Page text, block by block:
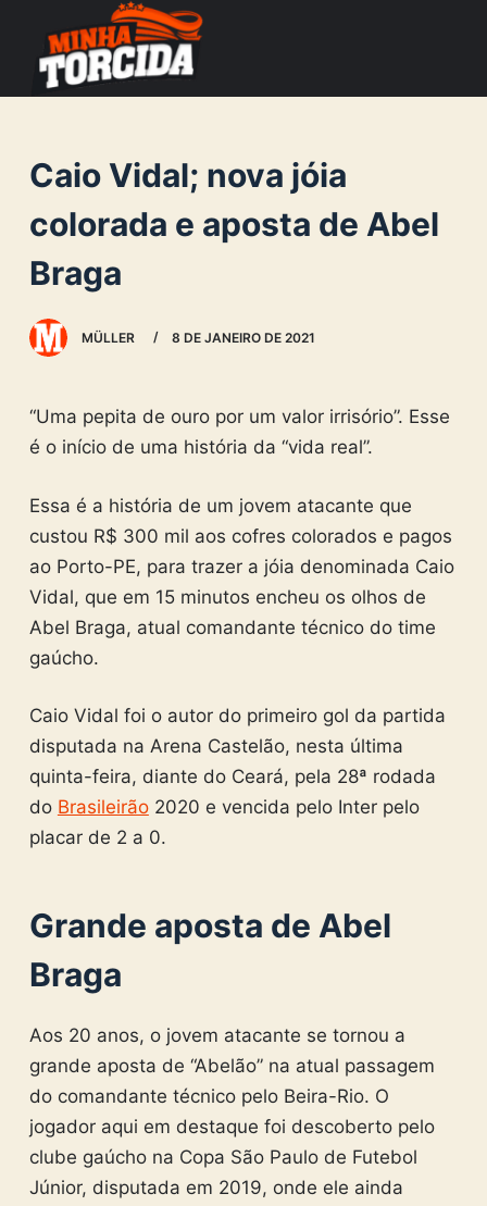
o
o
e
Caio Vidal; nova jóia
colorada e aposta de Abel
Braga
MÜLLER 8 DE JANEIRO DE 2021
“Uma pepita de ouro por um valor irrisório”. Esse
é o início de uma história da “vida real”.
Essa é a história de um jovem atacante que
custou R$ 300 mil aos cofres colorados e pagos
ao Porto-PE, para trazer a jóia denominada Caio
Vidal, que em 15 minutos encheu os olhos de
Abel Braga, atual comandante técnico do time
gaúcho.
Caio Vidal foi o autor do primeiro gol da partida
disputada na Arena Castelão, nesta última
quinta-feira, diante do Ceará, pela 28ª rodada
do Brasileirão2020 e vencida pelo Inter pelo
placar de 2 a 0.
Grande aposta de Abel
Braga
Aos 20 anos, o jovem atacante se tornou a
grande aposta de “Abelão” na atual passagem
do comandante técnico pelo Beira-Rio. O
jogador aqui em destaque foi descoberto pelo
clube gaúcho na Copa São Paulo de Futebol
Júnior, disputada em 2019, onde ele ainda